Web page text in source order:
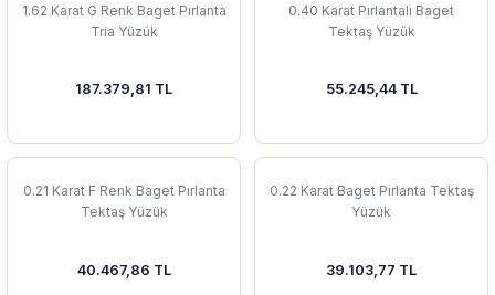
1.62 Karat G Renk Baget Pırlanta
Tria Yüzük
187.379,81 TL
0.40 Karat Pırlantalı Baget
Tektaş Yüzük
55.245,44 TL
0.21 Karat F Renk Baget Pırlanta
Tektaş Yüzük
40.467,86 TL
0.22 Karat Baget Pırlanta Tektaş
Yüzük
39.103,77 TL